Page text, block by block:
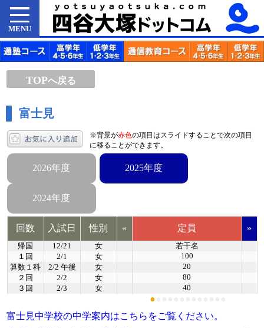
MENU
TOPへ戻る
富士見
※背景が赤色の項目はスライドすることで次の項目
に移ることができます。
2026年度 2025年度
2024年度
回数 入試日 性別 « 定員 »
帰国 12/21 女
若干名
１回
2/1 女
100
算数１科
2/2 午後 女
20
２回
2/2 女
80
３回
2/3 女 40
●
富士見中学校の中学案内はこちらをご覧ください。